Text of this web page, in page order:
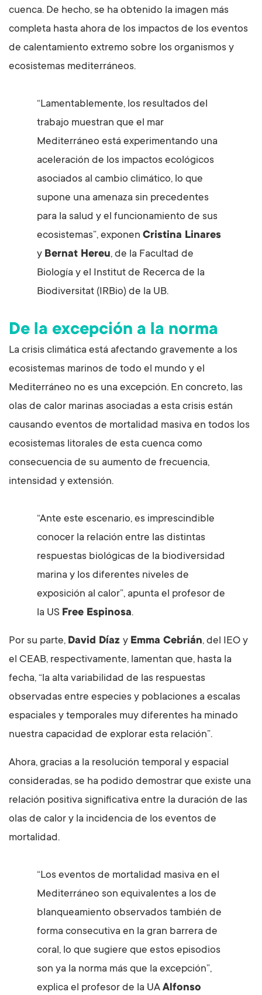
cuenca. De hecho, se ha obtenido la imagen más
completa hasta ahora de los impactos de los eventos
de calentamiento extremo sobre los organismos y
ecosistemas mediterráneos.
“Lamentablemente, los resultados del
trabajo muestran que el mar
Mediterráneo está experimentando una
aceleración de los impactos ecológicos
asociados al cambio climático, lo que
supone una amenaza sin precedentes
para la salud y el funcionamiento de sus
ecosistemas”, exponen Cristina Linares
y Bernat Hereu, de la Facultad de
Biología y el Institut de Recerca de la
Biodiversitat (IRBio) de la UB.
De la excepción a la norma
La crisis climática está afectando gravemente a los
ecosistemas marinos de todo el mundo y el
Mediterráneo no es una excepción. En concreto, las
olas de calor marinas asociadas a esta crisis están
causando eventos de mortalidad masiva en todos los
ecosistemas litorales de esta cuenca como
consecuencia de su aumento de frecuencia,
intensidad y extensión.
“Ante este escenario, es imprescindible
conocer la relación entre las distintas
respuestas biológicas de la biodiversidad
marina y los diferentes niveles de
exposición al calor”, apunta el profesor de
la US Free Espinosa.
Por su parte, David Díaz y Emma Cebrián, del IEO y
el CEAB, respectivamente, lamentan que, hasta la
fecha, “la alta variabilidad de las respuestas
observadas entre especies y poblaciones a escalas
espaciales y temporales muy diferentes ha minado
nuestra capacidad de explorar esta relación”.
Ahora, gracias a la resolución temporal y espacial
consideradas, se ha podido demostrar que existe una
relación positiva significativa entre la duración de las
olas de calor y la incidencia de los eventos de
mortalidad.
“Los eventos de mortalidad masiva en el
Mediterráneo son equivalentes a los de
blanqueamiento observados también de
forma consecutiva en la gran barrera de
coral, lo que sugiere que estos episodios
son ya la norma más que la excepción”,
explica el profesor de la UA Alfonso